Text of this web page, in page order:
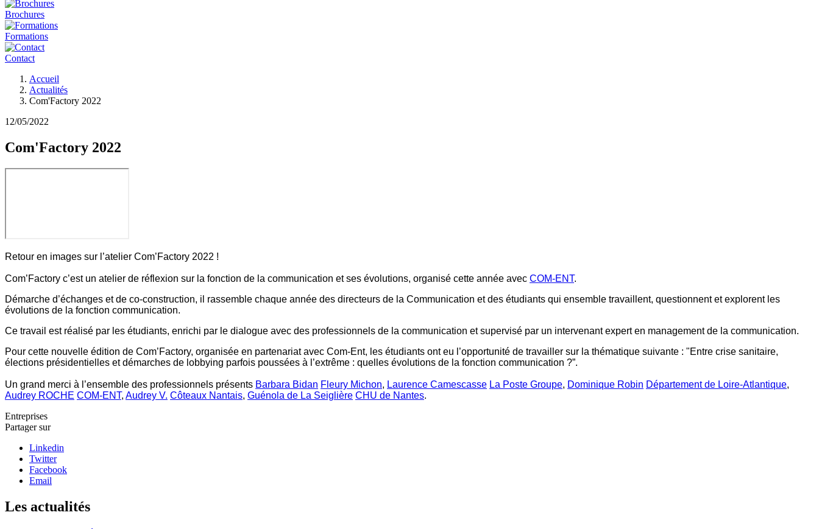
Brochures
Formations
Contact
d'Ariane
Accueil
Actualités
Com'Factory 2022
12/05/2022
Com'Factory 2022
Retour en images sur l’atelier Com’Factory 2022 !
Com’Factory c’est un atelier de réflexion sur la fonction de la communication et ses évolutions, organisé cette année avec COM-ENT.
Démarche d’échanges et de co-construction, il rassemble chaque année des directeurs de la Communication et des étudiants qui ensemble travaillent, questionnent et explorent les
évolutions de la fonction communication.
Ce travail est réalisé par les étudiants, enrichi par le dialogue avec des professionnels de la communication et supervisé par un intervenant expert en management de la communication.
Pour cette nouvelle édition de Com’Factory, organisée en partenariat avec Com-Ent, les étudiants ont eu l’opportunité de travailler sur la thématique suivante : "Entre crise sanitaire,
élections présidentielles et démarches de lobbying parfois poussées à l’extrême : quelles évolutions de la fonction communication ?”.
Un grand merci à l’ensemble des professionnels présents Barbara Bidan Fleury Michon, Laurence Camescasse La Poste Groupe, Dominique Robin Département de Loire-Atlantique,
Audrey ROCHE COM-ENT, Audrey V. Côteaux Nantais, Guénola de La Seiglière CHU de Nantes.
Entreprises
Partager sur
Linkedin
Twitter
Facebook
Email
Les actualités